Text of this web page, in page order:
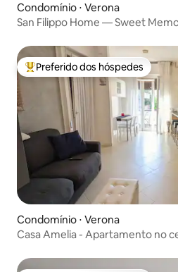
Condomínio ⋅ Verona
San Filippo Home — Sweet
Entre os melhores preferidos dos
Preferido dos hóspedes
Condomínio ⋅ Verona
Casa Amelia - Apartamento no